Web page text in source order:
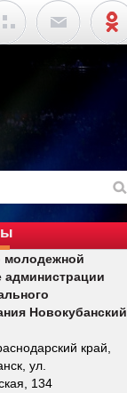
молодежной
администрации
Новокубанский
край,
ул.
134